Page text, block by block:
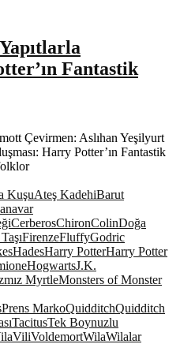
Fantastik
Çevirmen: Aslıhan Yeşilyurt
Harry Potter’ın Fantastik
KuşuAteş KadehiBarut
CerberosChironColinDoğa
FirenzeFluffyGodric
HadesHarry PotterHarry Potter
HogwartsJ.K.
MyrtleMonsters of Monster
Prens MarkoQuidditchQuidditch
TacitusTek Boynuzlu
ViliVoldemortWilaWilalar